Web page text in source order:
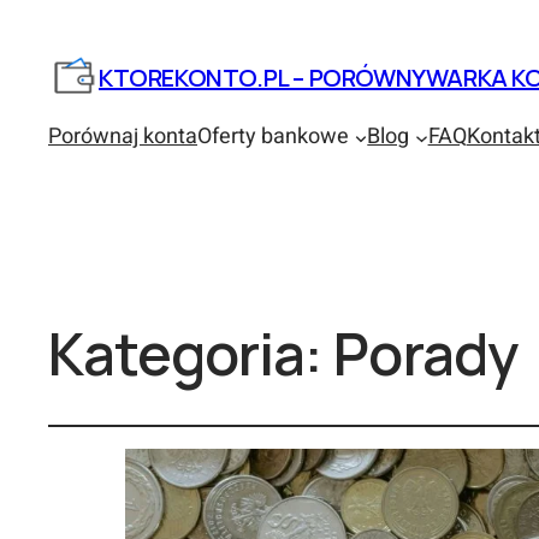
KTOREKONTO.PL – PORÓWNYWARKA
Porównaj kontaOferty bankowe Blog FAQ
Kategoria: Porady